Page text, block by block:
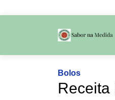
Bolos
Receita